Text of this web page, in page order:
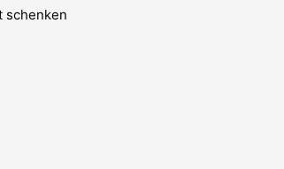
schenken